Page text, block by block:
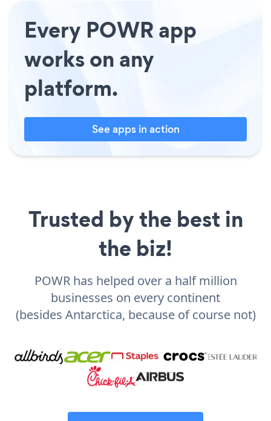
Every POWR app
works on any
platform.
See apps in action
Trusted by the best in
the biz!
POWR has helped over a half million
businesses on every continent
(besides Antarctica, because of course not)